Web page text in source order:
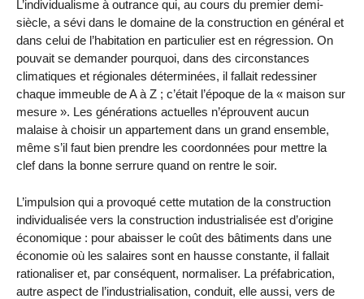
L’individualisme à outrance qui, au cours du premier demi-
siècle, a sévi dans le domaine de la construction en général et
dans celui de l’habitation en particulier est en régression. On
pouvait se demander pourquoi, dans des circonstances
climatiques et régionales déterminées, il fallait redessiner
chaque immeuble de A à Z ; c’était l’époque de la « maison sur
mesure ». Les générations actuelles n’éprouvent aucun
malaise à choisir un appartement dans un grand ensemble,
même s’il faut bien prendre les coordonnées pour mettre la
clef dans la bonne serrure quand on rentre le soir.
L’impulsion qui a provoqué cette mutation de la construction
individualisée vers la construction industrialisée est d’origine
économique : pour abaisser le coût des bâtiments dans une
économie où les salaires sont en hausse constante, il fallait
rationaliser et, par conséquent, normaliser. La préfabrication,
autre aspect de l’industrialisation, conduit, elle aussi, vers de